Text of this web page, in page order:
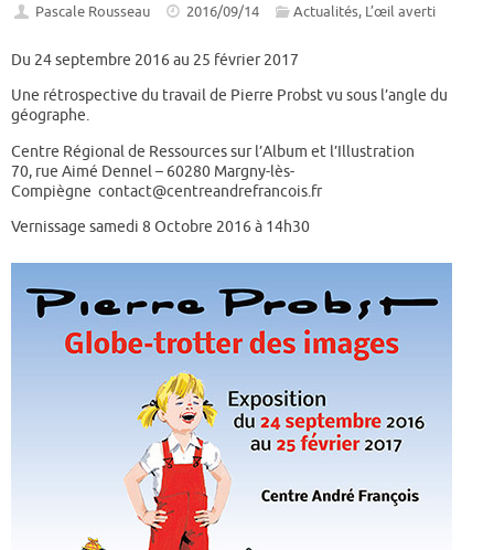
Pascale Rousseau 2016/09/14 Actualités, L’œil averti
Du 24 septembre 2016 au 25 février 2017
Une rétrospective du travail de Pierre Probst vu sous l’angle du
géographe.
Centre Régional de Ressources sur l’Album et l’Illustration
70, rue Aimé Dennel – 60280 Margny-lès-
Compiègne contact@centreandrefrancois.fr
Vernissage samedi 8 Octobre 2016 à 14h30